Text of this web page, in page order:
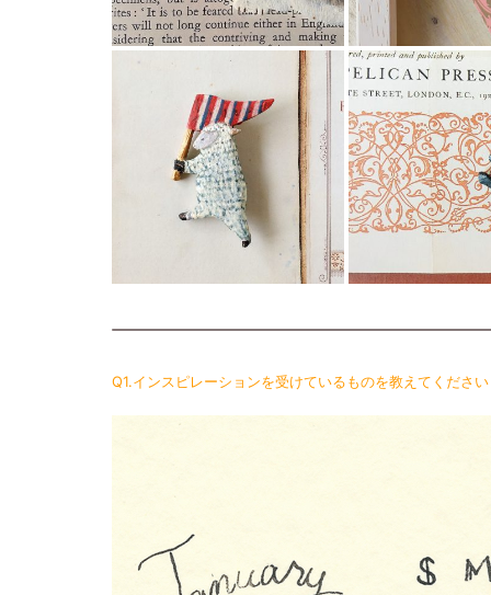
Q1.インスピレーションを受けているものを教えてください